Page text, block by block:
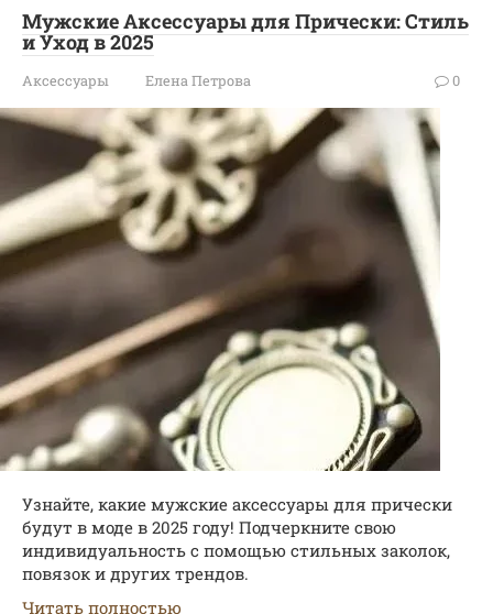
Мужские Аксессуары для Прически: Стиль
и Уход в 2025
Аксессуары Елена Петрова 0
Узнайте, какие мужские аксессуары для прически
будут в моде в 2025 году! Подчеркните свою
индивидуальность с помощью стильных заколок,
повязок и других трендов.
Читать полностью